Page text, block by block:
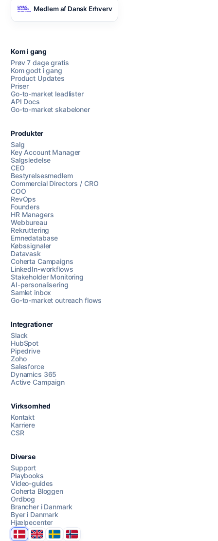
Chat med os
AI Campaign Assist
Medlem af Dansk Erhverv
Kom i gang
Prøv 7 dage gratis
Kom godt i gang
Product Updates
Priser
Go-to-market leadlister
API Docs
Go-to-market skabeloner
Produkter
Salg
Key Account Manager
Salgsledelse
CEO
Bestyrelsesmedlem
Commercial Directors / CRO
COO
RevOps
Founders
HR Managers
Webbureau
Rekruttering
Emnedatabase
Købssignaler
Datavask
Coherta Campaigns
LinkedIn-workflows
Stakeholder Monitoring
AI-personalisering
Samlet inbox
Go-to-market outreach flows
Integrationer
Slack
HubSpot
Pipedrive
Zoho
Salesforce
Dynamics 365
Active Campaign
Virksomhed
Kontakt
Karriere
CSR
Diverse
Support
Playbooks
Video-guides
Coherta Bloggen
Ordbog
Brancher i Danmark
Byer i Danmark
Hjælpecenter
DanmarkUnited Kingdom
SverigeNorge